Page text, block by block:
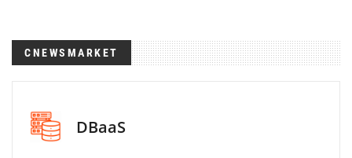
CNEWSMARKET
DBaaS